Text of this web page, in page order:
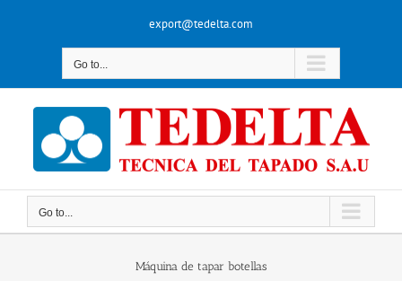
export@tedelta.com
Go to...
Go to...
Máquina de tapar botellas